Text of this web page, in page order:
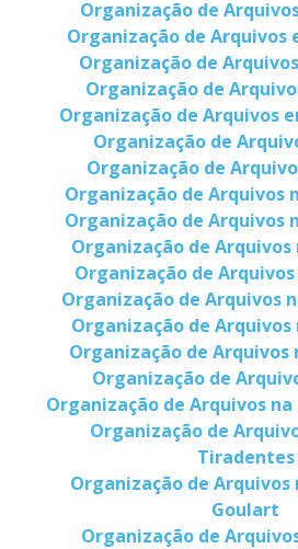
Organização de
Organização de Arquivos
Organização de
Organização de
Organização de Arquivos
Organização de
Organização de
Organização de Arquivos
Organização de Arquivos
Organização de Arquivos
Organização de Arquivos
Organização de Arquivos
Organização de Arquivos
Organização de
Organização de
Organização de Arquivos
Organização de
Tiradentes
Organização de Arquivos
Goulart
Organização de